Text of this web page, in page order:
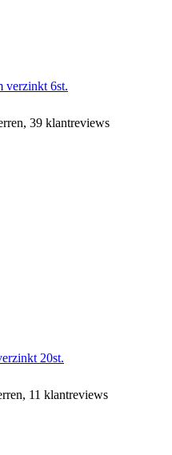
verzinkt 6st.
39 klantreviews
20st.
11 klantreviews